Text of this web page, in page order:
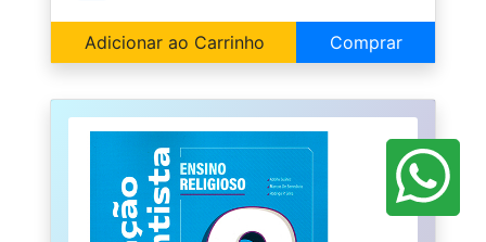
Adicionar ao Carrinho Comprar